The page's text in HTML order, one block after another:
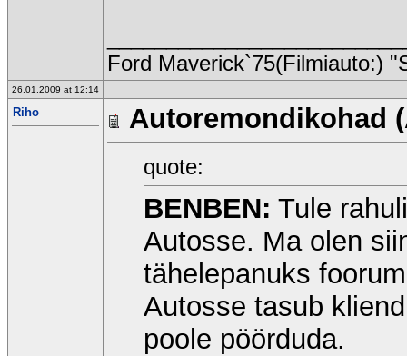
Ford Maverick`75(Filmiauto:)
26.01.2009 at 12:14
Riho Autoremondikohad
quote:
BENBEN: Tule
Autosse. Ma olen
tähelepanuks
Autosse tasub
poole pöörduda.